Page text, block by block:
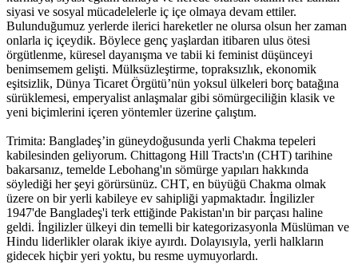
siyasi ve sosyal mücadelelerle iç içe olmaya devam ettiler.
Bulunduğumuz yerlerde ilerici hareketler ne olursa olsun her zaman
onlarla iç içeydik. Böylece genç yaşlardan itibaren ulus ötesi
örgütlenme, küresel dayanışma ve tabii ki feminist düşünceyi
benimsemem gelişti. Mülksüzleştirme, topraksızlık, ekonomik
eşitsizlik, Dünya Ticaret Örgütü’nün yoksul ülkeleri borç batağına
sürüklemesi, emperyalist anlaşmalar gibi sömürgeciliğin klasik ve
yeni biçimlerini içeren yöntemler üzerine çalıştım.
Trimita: Bangladeş’in güneydoğusunda yerli Chakma tepeleri
kabilesinden geliyorum. Chittagong Hill Tracts'ın (CHT) tarihine
bakarsanız, temelde Lebohang'ın sömürge yapıları hakkında
söylediği her şeyi görürsünüz. CHT, en büyüğü Chakma olmak
üzere on bir yerli kabileye ev sahipliği yapmaktadır. İngilizler
1947'de Bangladeş'i terk ettiğinde Pakistan'ın bir parçası haline
geldi. İngilizler ülkeyi din temelli bir kategorizasyonla Müslüman ve
Hindu liderlikler olarak ikiye ayırdı. Dolayısıyla, yerli halkların
gidecek hiçbir yeri yoktu, bu resme uymuyorlardı.